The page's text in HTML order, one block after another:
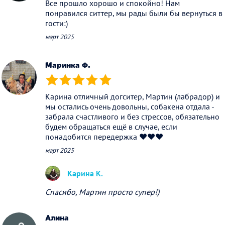
Все прошло хорошо и спокойно! Нам
понравился ситтер, мы рады были бы вернуться в
гости:)
март 2025
Маринка Ф.
(*) (*) (*) (*) (*)
Карина отличный догситер, Мартин (лабрадор) и
мы остались очень довольны, собакена отдала -
забрала счастливого и без стрессов, обязательно
будем обращаться ещё в случае, если
понадобится передержка ❤️❤️❤️
март 2025
Карина К.
Спасибо, Мартин просто супер!)
Алина